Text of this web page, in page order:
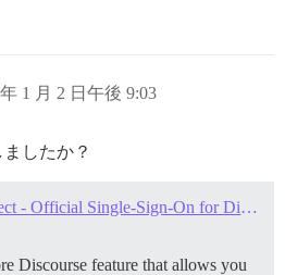
1 月 2 日午後 9:03
ましたか？
Setup DiscourseConnect - Official Single-Sign-On for Discourse (sso)
Discourse feature that allows you